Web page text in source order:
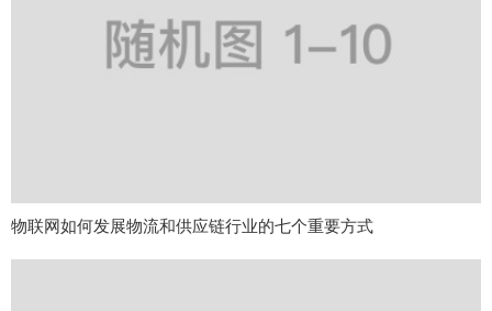
物联网如何发展物流和供应链行业的七个重要方式